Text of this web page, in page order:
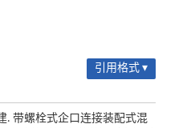
引用格式 ▾
. 带螺栓式企口连接装配式混